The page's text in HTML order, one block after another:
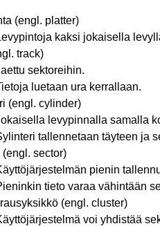
(engl. platter)
kaksi jokaisella
track)
sektoreihin.
luetaan ura kerrallaan.
(engl. cylinder)
levypinnalla samalla
tallennetaan täyteen ja
(engl. sector)
pienin
tieto varaa vähintään
(engl. cluster)
voi yhdistää